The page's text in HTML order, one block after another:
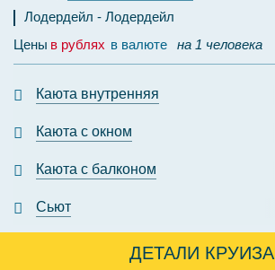
Лодердейл
Лодердейл
Цены в рублях в валюте на 1 человека
Каюта внутренняя
Каюта с окном
Каюта с балконом
Сьют
ДЕТАЛИ КРУИЗА